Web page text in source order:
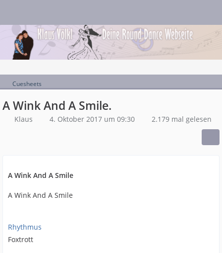
Cuesheets
A Wink And A Smile.
Klaus 4. Oktober 2017 um 09:30 2.179 mal gelesen
A Wink And A Smile
A Wink And A Smile
Rhythmus
Foxtrott